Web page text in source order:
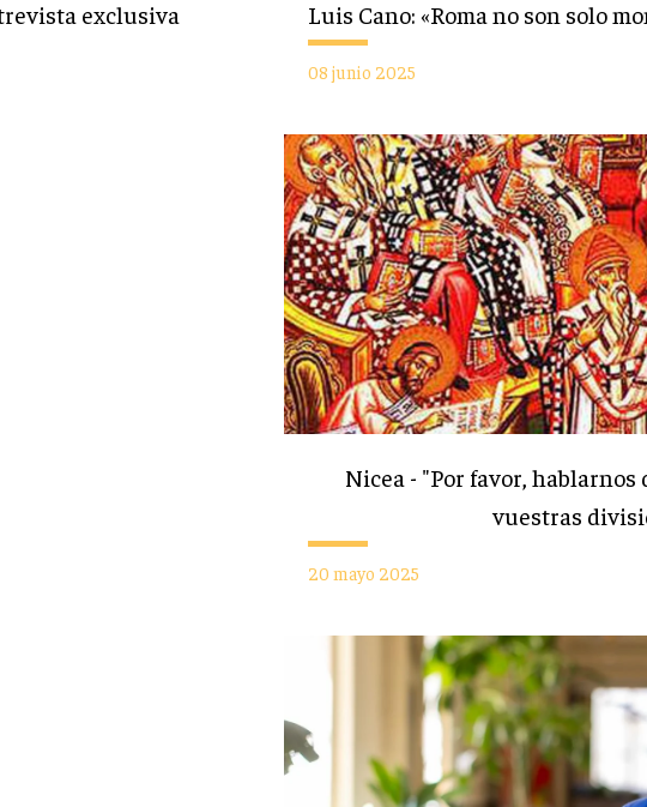
exclusiva Luis Cano: «Roma no son solo
08 junio 2025
Nicea - "Por favor, hablarnos
vuestras
20 mayo 2025